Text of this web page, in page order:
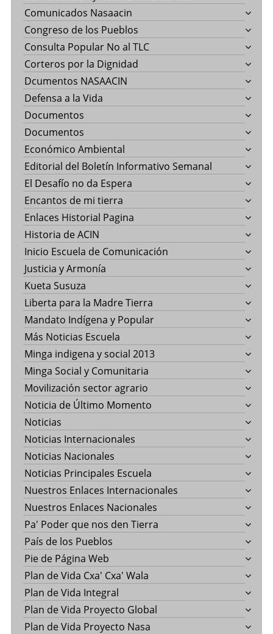
Comunicados Nasaacin
Congreso de los Pueblos
Consulta Popular No al TLC
Corteros por la Dignidad
Dcumentos NASAACIN
Defensa a la Vida
Documentos
Documentos
Económico Ambiental
Editorial del Boletín Informativo Semanal
El Desafío no da Espera
Encantos de mi tierra
Enlaces Historial Pagina
Historia de ACIN
Inicio Escuela de Comunicación
Justicia y Armonía
Kueta Susuza
Liberta para la Madre Tierra
Mandato Indígena y Popular
Más Noticias Escuela
Minga indigena y social 2013
Minga Social y Comunitaria
Movilización sector agrario
Noticia de Último Momento
Noticias
Noticias Internacionales
Noticias Nacionales
Noticias Principales Escuela
Nuestros Enlaces Internacionales
Nuestros Enlaces Nacionales
Pa' Poder que nos den Tierra
País de los Pueblos
Pie de Página Web
Plan de Vida Cxa' Cxa' Wala
Plan de Vida Integral
Plan de Vida Proyecto Global
Plan de Vida Proyecto Nasa